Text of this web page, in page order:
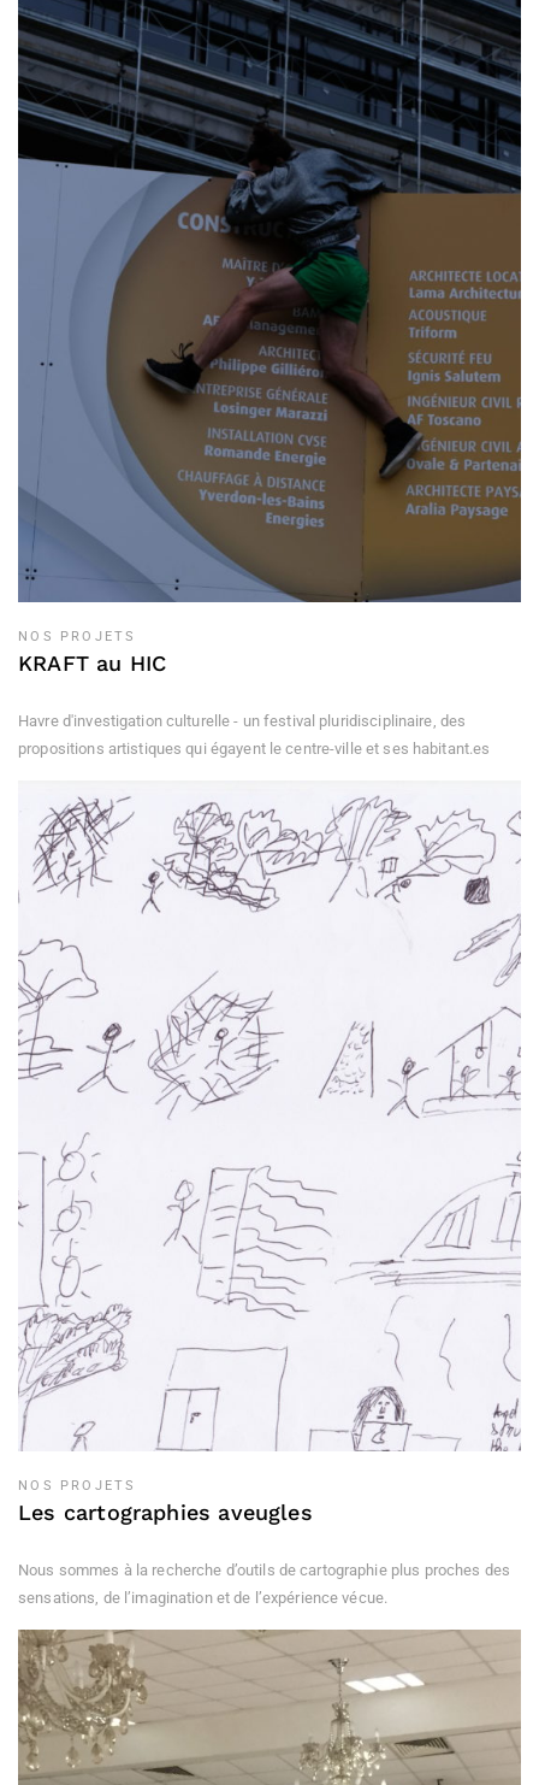
NOS PROJETS
KRAFT au HIC
Havre d'investigation culturelle - un festival pluridisciplinaire, des
propositions artistiques qui égayent le centre-ville et ses habitant.es
NOS PROJETS
Les cartographies aveugles
Nous sommes à la recherche d’outils de cartographie plus proches des
sensations, de l’imagination et de l’expérience vécue.